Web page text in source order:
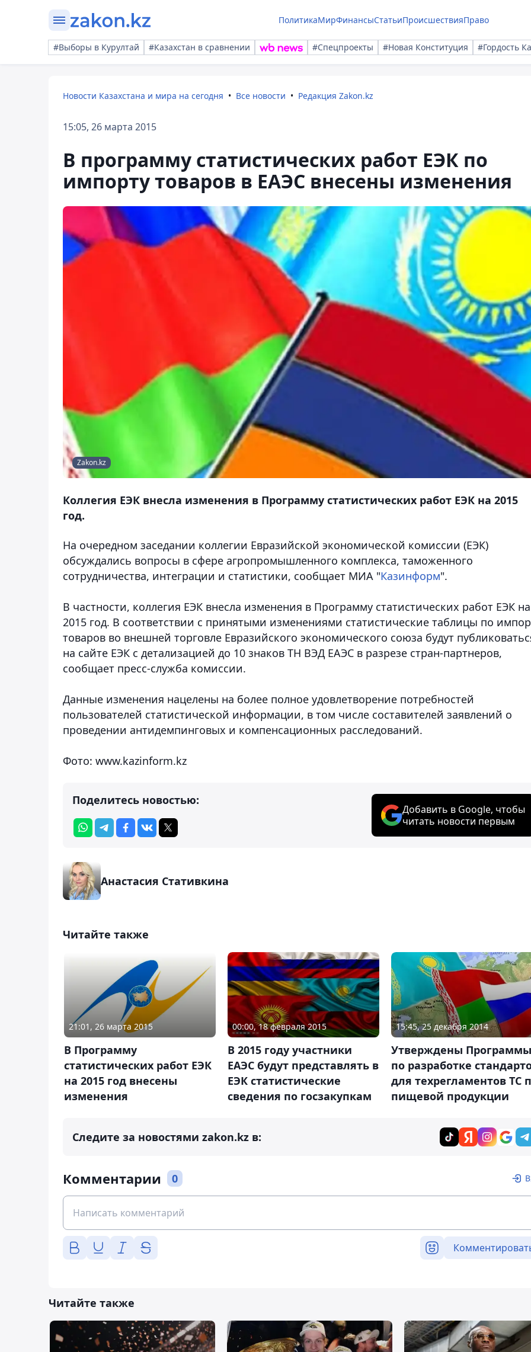
ПолитикаМирФинансыСтатьиПроисшествияПраво
#Выборы в Курултай #Казахстан в сравнении #Спецпроекты #Новая Конституция #Гордость
Новости Казахстана и мира на сегодня Все новости Редакция Zakon.kz
15:05, 26 марта 2015
В программу статистических работ ЕЭК по
импорту товаров в ЕАЭС внесены изменения
Zakon.kz
Коллегия ЕЭК внесла изменения в Программу статистических работ ЕЭК на 2015
год.
На очередном заседании коллегии Евразийской экономической комиссии (ЕЭК)
обсуждались вопросы в сфере агропромышленного комплекса, таможенного
сотрудничества, интеграции и статистики, сообщает МИА "Казинформ".
В частности, коллегия ЕЭК внесла изменения в Программу статистических работ ЕЭК на
2015 год. В соответствии с принятыми изменениями статистические таблицы по
товаров во внешней торговле Евразийского экономического союза будут
на сайте ЕЭК с детализацией до 10 знаков ТН ВЭД ЕАЭС в разрезе стран-партнеров,
сообщает пресс-служба комиссии.
Данные изменения нацелены на более полное удовлетворение потребностей
пользователей статистической информации, в том числе составителей заявлений о
проведении антидемпинговых и компенсационных расследований.
Фото: www.kazinform.kz
Поделитесь новостью:
Добавить в Google, чтобы
читать новости первым
Анастасия Стативкина
Читайте также
21:01, 26 марта 2015
В Программу
статистических работ ЕЭК
на 2015 год внесены
изменения
00:00, 18 февраля 2015
В 2015 году участники
ЕАЭС будут представлять в
ЕЭК статистические
сведения по госзакупкам
15:45, 25 декабря 2014
Утверждены Программы
по разработке
для техрегламентов ТС
пищевой продукции
Следите за новостями zakon.kz в:
Комментарии 0
Читайте также